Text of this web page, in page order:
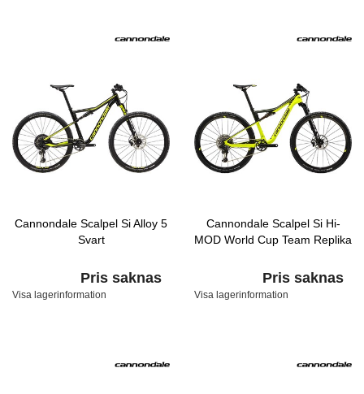
Cannondale Scalpel Si Alloy 5
Svart
Pris saknas
Visa lagerinformation
Cannondale Scalpel Si Hi-
MOD World Cup Team Replika
Pris saknas
Visa lagerinformation